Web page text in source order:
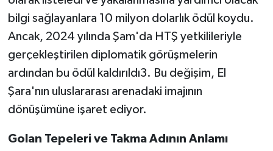
bilgi sağlayanlara 10 milyon dolarlık ödül koydu.
Ancak, 2024 yılında Şam'da HTŞ yetkilileriyle
gerçekleştirilen diplomatik görüşmelerin
ardından bu ödül kaldırıldı3. Bu değişim, El
Şara'nın uluslararası arenadaki imajının
dönüşümüne işaret ediyor.
Golan Tepeleri ve Takma Adının Anlamı